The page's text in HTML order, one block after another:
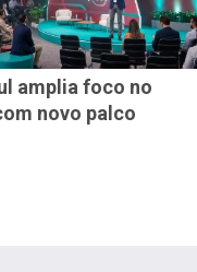
amplia foco no
novo palco